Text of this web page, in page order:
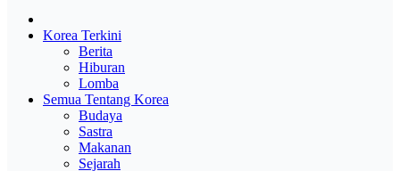
Korea Terkini
Berita
Hiburan
Lomba
Semua Tentang Korea
Budaya
Sastra
Makanan
Sejarah